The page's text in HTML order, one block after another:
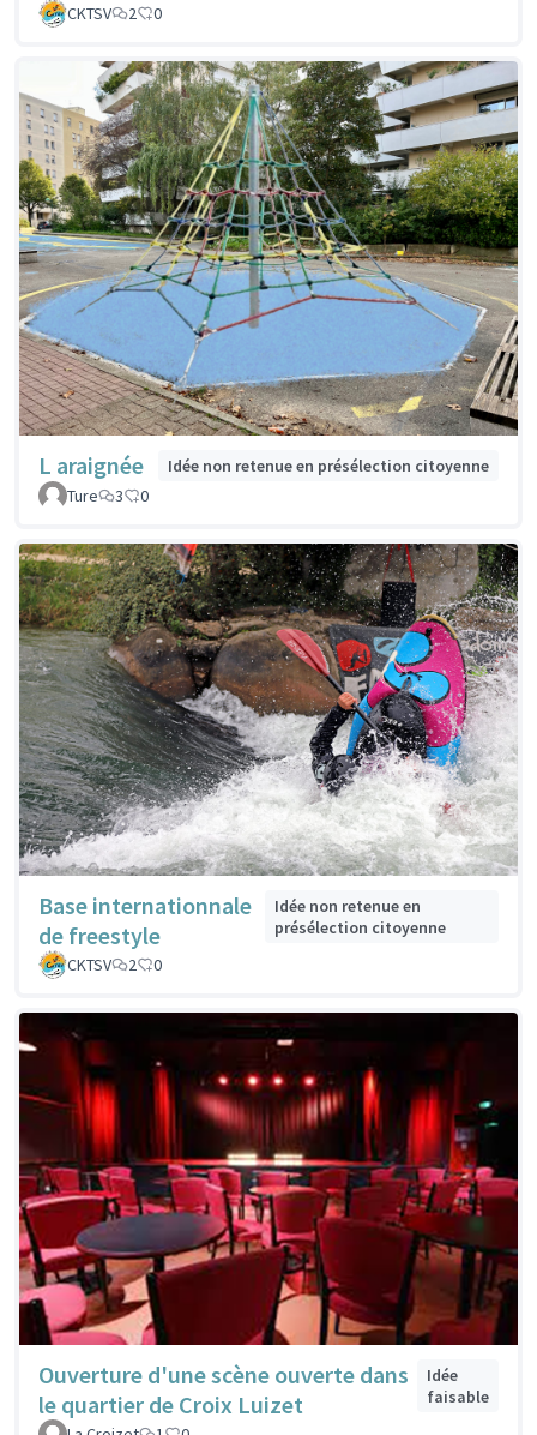
CKTSV
2 0
L araignée
Idée non retenue en présélection citoyenne
Ture
3 0
Base internationnale
de freestyle
Idée non retenue en
présélection citoyenne
CKTSV
2 0
Ouverture d'une scène ouverte dans
le quartier de Croix Luizet
Idée
faisable